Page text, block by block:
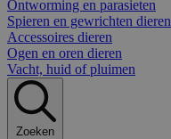
Ontworming en parasieten
Spieren en gewrichten dieren
Accessoires dieren
Ogen en oren dieren
Vacht, huid of pluimen
Zoeken